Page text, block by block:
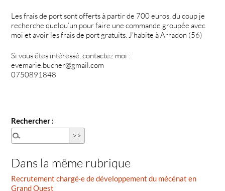
Les frais de port sont offerts à partir de 700 euros, du coup je
recherche quelqu’un pour faire une commande groupée avec
moi et avoir les frais de port gratuits. J’habite à Arradon (56)
Si vous êtes intéressé, contactez moi :
evemarie.bucher@gmail.com
0750891848
Rechercher :
Dans la même rubrique
Recrutement chargé·e de développement du mécénat en
Grand Ouest